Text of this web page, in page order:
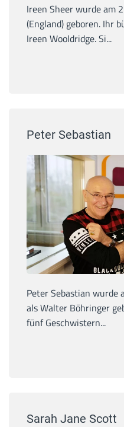
Ireen Sheer wurde am
(England) geboren. Ihr
Ireen Wooldridge. Si...
Peter Sebastian
Peter Sebastian wurde
als Walter Böhringer
fünf Geschwistern...
Sarah Jane Scott